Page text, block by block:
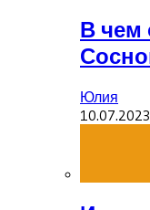
В чем
Юлия
10.07.2023